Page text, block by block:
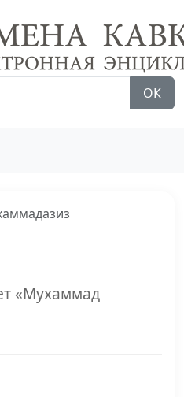
ОК
«Мухаммад